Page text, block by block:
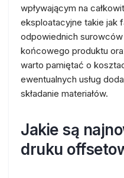
wpływającym na
eksploatacyjne takie jak
odpowiednich
końcowego produktu
warto pamiętać o
ewentualnych usług
składanie materiałów.
Jakie są
druku